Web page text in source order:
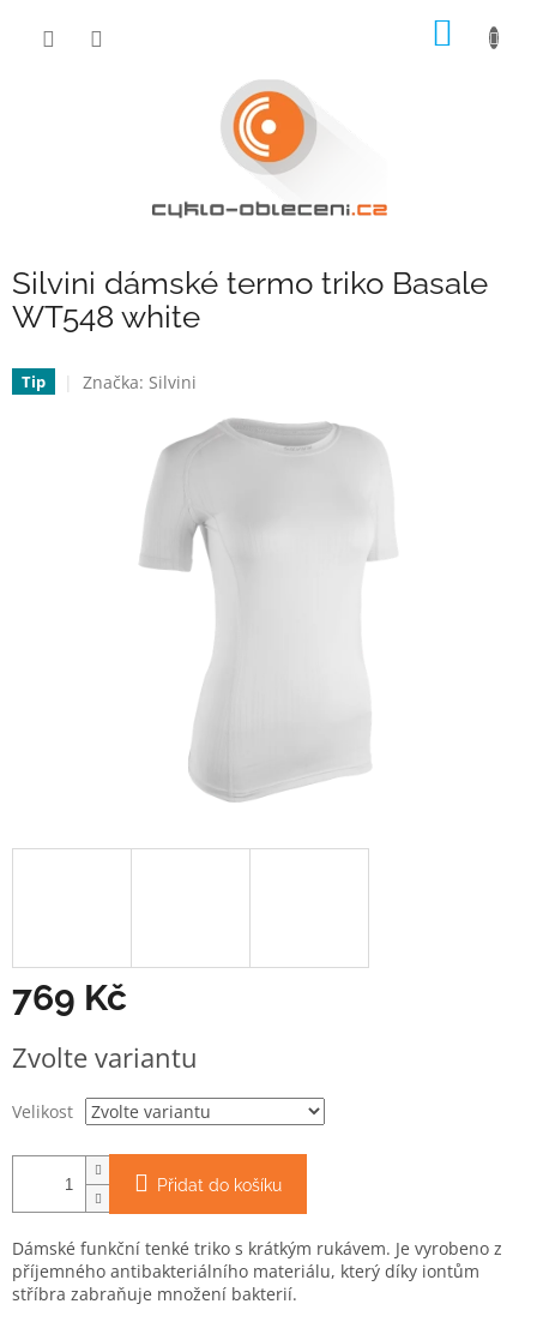
Silvini dámské termo triko Basale
WT548 white
Tip Značka: Silvini
769 Kč
cena:
Zvolte variantu
Velikost
Přidat do košíku
Dámské funkční tenké triko s krátkým rukávem. Je vyrobeno z
příjemného antibakteriálního materiálu, který díky iontům
stříbra zabraňuje množení bakterií.